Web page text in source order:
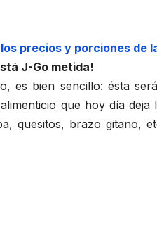
los precios y porciones de
J-Go metida!
bien sencillo: ésta
que hoy día
quesitos, brazo gitano,